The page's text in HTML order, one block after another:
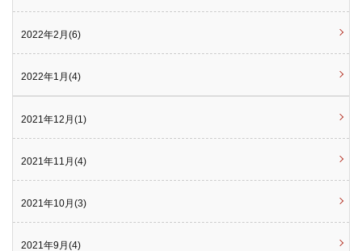
2022年2月(6)
2022年1月(4)
2021年12月(1)
2021年11月(4)
2021年10月(3)
2021年9月(4)